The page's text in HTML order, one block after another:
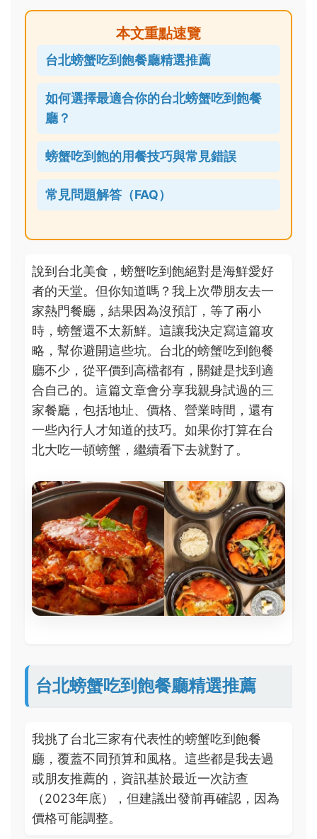
本文重點速覽
台北螃蟹吃到飽餐廳精選推薦
如何選擇最適合你的台北螃蟹吃到飽餐
廳？
螃蟹吃到飽的用餐技巧與常見錯誤
常見問題解答（FAQ）
說到台北美食，螃蟹吃到飽絕對是海鮮愛好
者的天堂。但你知道嗎？我上次帶朋友去一
家熱門餐廳，結果因為沒預訂，等了兩小
時，螃蟹還不太新鮮。這讓我決定寫這篇攻
略，幫你避開這些坑。台北的螃蟹吃到飽餐
廳不少，從平價到高檔都有，關鍵是找到適
合自己的。這篇文章會分享我親身試過的三
家餐廳，包括地址、價格、營業時間，還有
一些內行人才知道的技巧。如果你打算在台
北大吃一頓螃蟹，繼續看下去就對了。
台北螃蟹吃到飽餐廳精選推薦
我挑了台北三家有代表性的螃蟹吃到飽餐
廳，覆蓋不同預算和風格。這些都是我去過
或朋友推薦的，資訊基於最近一次訪查
（2023年底），但建議出發前再確認，因為
價格可能調整。